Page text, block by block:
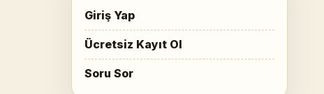
Giriş Yap
Ücretsiz Kayıt Ol
Soru Sor